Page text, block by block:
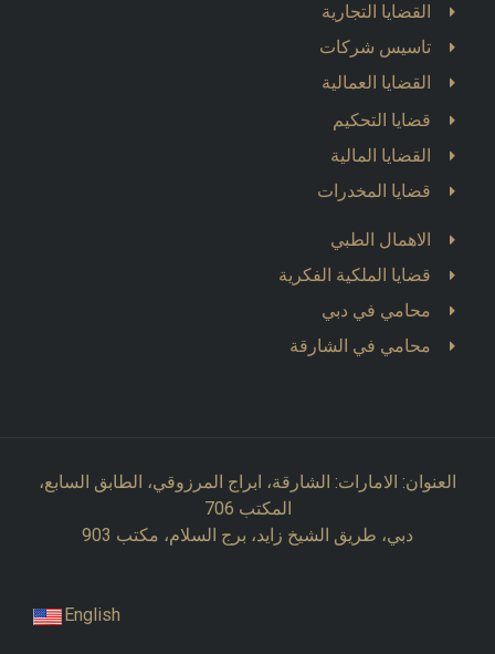
القضايا التجارية
تاسيس شركات
القضايا العمالية
قضايا التحكيم
القضايا المالية
قضايا المخدرات
الاهمال الطبي
قضايا الملكية الفكرية
محامي في دبي
محامي في الشارقة
العنوان: الامارات: الشارقة، ابراج المرزوقي، الطابق السابع،
المكتب 706
دبي، طريق الشيخ زايد، برج السلام، مكتب 903
English